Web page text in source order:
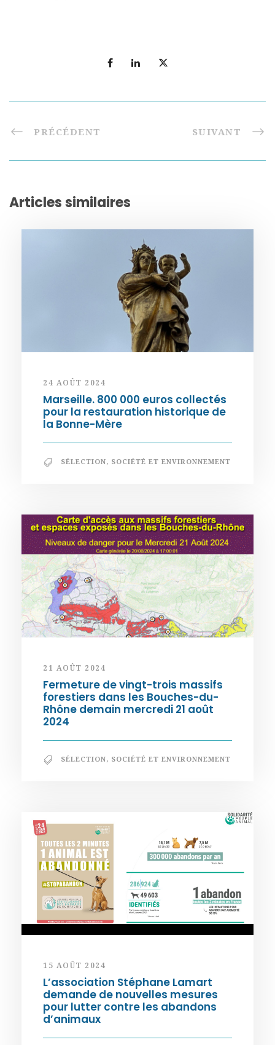
PRÉCÉDENT SUIVANT
Articles similaires
24 AOÛT 2024
Marseille. 800 000 euros collectés
pour la restauration historique de
la Bonne-Mère
SÉLECTION, SOCIÉTÉ ET ENVIRONNEMENT
21 AOÛT 2024
Fermeture de vingt-trois massifs
forestiers dans les Bouches-du-
Rhône demain mercredi 21 août
2024
SÉLECTION, SOCIÉTÉ ET ENVIRONNEMENT
15 AOÛT 2024
L’association Stéphane Lamart
demande de nouvelles mesures
pour lutter contre les abandons
d’animaux